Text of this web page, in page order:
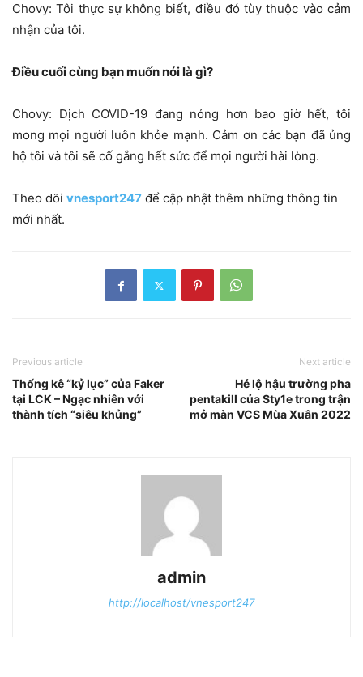
Chovy: Tôi thực sự không biết, điều đó tùy thuộc vào cảm
nhận của tôi.
Điều cuối cùng bạn muốn nói là gì?
Chovy: Dịch COVID-19 đang nóng hơn bao giờ hết, tôi
mong mọi người luôn khỏe mạnh. Cảm ơn các bạn đã ủng
hộ tôi và tôi sẽ cố gắng hết sức để mọi người hài lòng.
Theo dõi vnesport247 để cập nhật thêm những thông tin
mới nhất.
Previous article
Thống kê “kỷ lục” của Faker
tại LCK – Ngạc nhiên với
thành tích “siêu khủng”
Next article
Hé lộ hậu trường pha
pentakill của Sty1e trong trận
mở màn VCS Mùa Xuân 2022
admin
http://localhost/vnesport247